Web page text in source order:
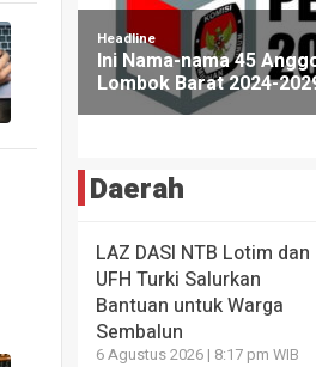
Daerah
LAZ DASI NTB Lotim dan
UFH Turki Salurkan
Bantuan untuk Warga
Sembalun
6 Agustus 2026 | 8:17 pm WIB